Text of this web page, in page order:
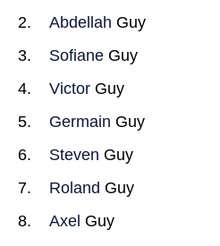
Abdellah Guy
Sofiane Guy
Victor Guy
Germain Guy
Steven Guy
Roland Guy
Axel Guy